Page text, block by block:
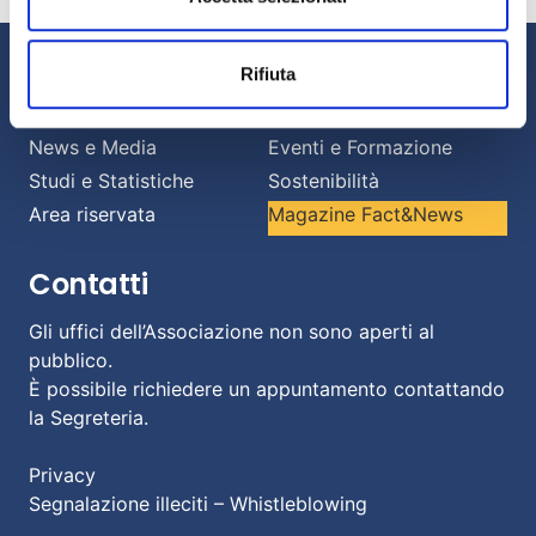
Rifiuta
Chi siamo
Il Factoring
News e Media
Eventi e Formazione
Studi e Statistiche
Sostenibilità
Area riservata
Magazine Fact&News
Contatti
Gli uffici dell’Associazione non sono aperti al
pubblico.
È possibile richiedere un appuntamento contattando
la Segreteria.
Privacy
Segnalazione illeciti – Whistleblowing